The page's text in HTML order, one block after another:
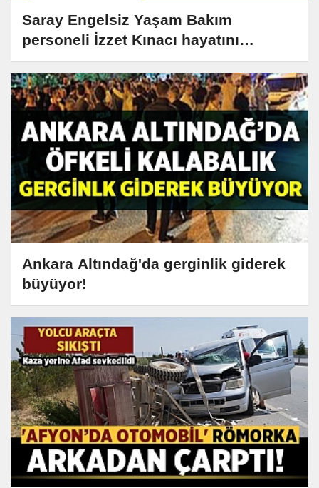
Saray Engelsiz Yaşam Bakım
personeli İzzet Kınacı hayatını
kaybetti!
Ankara Altındağ'da gerginlik giderek
büyüyor!